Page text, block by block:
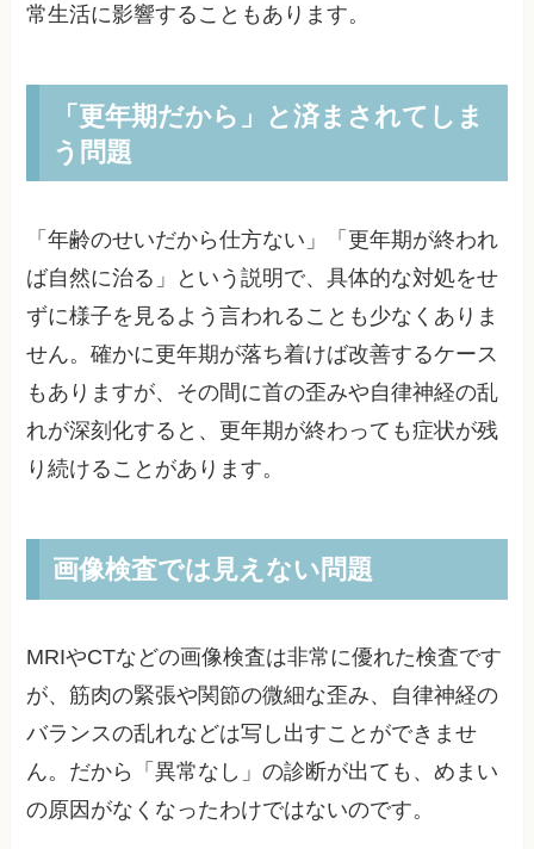
常生活に影響することもあります。
「更年期だから」と済まされてしま
う問題
「年齢のせいだから仕方ない」「更年期が終われ
ば自然に治る」という説明で、具体的な対処をせ
ずに様子を見るよう言われることも少なくありま
せん。確かに更年期が落ち着けば改善するケース
もありますが、その間に首の歪みや自律神経の乱
れが深刻化すると、更年期が終わっても症状が残
り続けることがあります。
画像検査では見えない問題
MRIやCTなどの画像検査は非常に優れた検査です
が、筋肉の緊張や関節の微細な歪み、自律神経の
バランスの乱れなどは写し出すことができませ
ん。だから「異常なし」の診断が出ても、めまい
の原因がなくなったわけではないのです。